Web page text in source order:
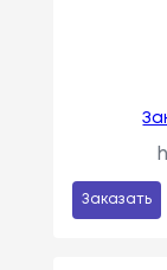
Заказать